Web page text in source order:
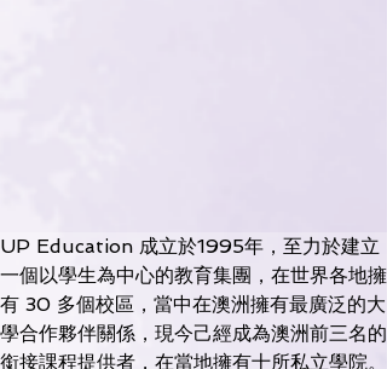
UP Education 成立於1995年，至力於建立
一個以學生為中心的教育集團，在世界各地擁
有 30 多個校區，當中在澳洲擁有最廣泛的大
學合作夥伴關係，現今己經成為澳洲前三名的
銜接課程提供者，在當地擁有十所私立學院。